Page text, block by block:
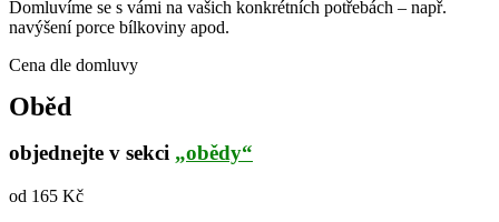
Domluvíme se s vámi na vašich konkrétních potřebách – např.
navýšení porce bílkoviny apod.
Cena dle domluvy
Oběd
objednejte v sekci „obědy“
od 165 Kč